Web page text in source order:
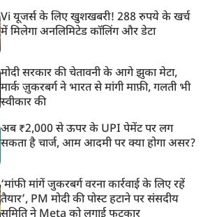
Vi यूजर्स के लिए खुशखबरी! 288 रुपये के खर्च
में मिलेगा अनलिमिटेड कॉलिंग और डेटा
मोदी सरकार की चेतावनी के आगे झुका मेटा,
मार्क ज़ुकरबर्ग ने भारत से मांगी माफ़ी, गलती भी
स्वीकार की
अब ₹2,000 से ऊपर के UPI पेमेंट पर लग
सकता है चार्ज, आम आदमी पर क्या होगा असर?
‘मांफी मांगें जुकरबर्ग वरना कार्रवाई के लिए रहें
तैयार’, PM मोदी की पोस्ट हटाने पर संसदीय